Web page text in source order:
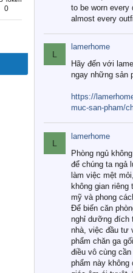
0
to be worn every
almost every
L
lamerhome
Hãy đến với
ngay những sản
https://
muc-san-pham/
L
lamerhome
Phòng ngủ
để chúng ta ngả
làm việc mệt
không gian riêng
mỹ và phong
Để biến căn
nghỉ dưỡng đích
nhà, việc đầu tư
phẩm chăn ga
điều vô cùng
phẩm này không